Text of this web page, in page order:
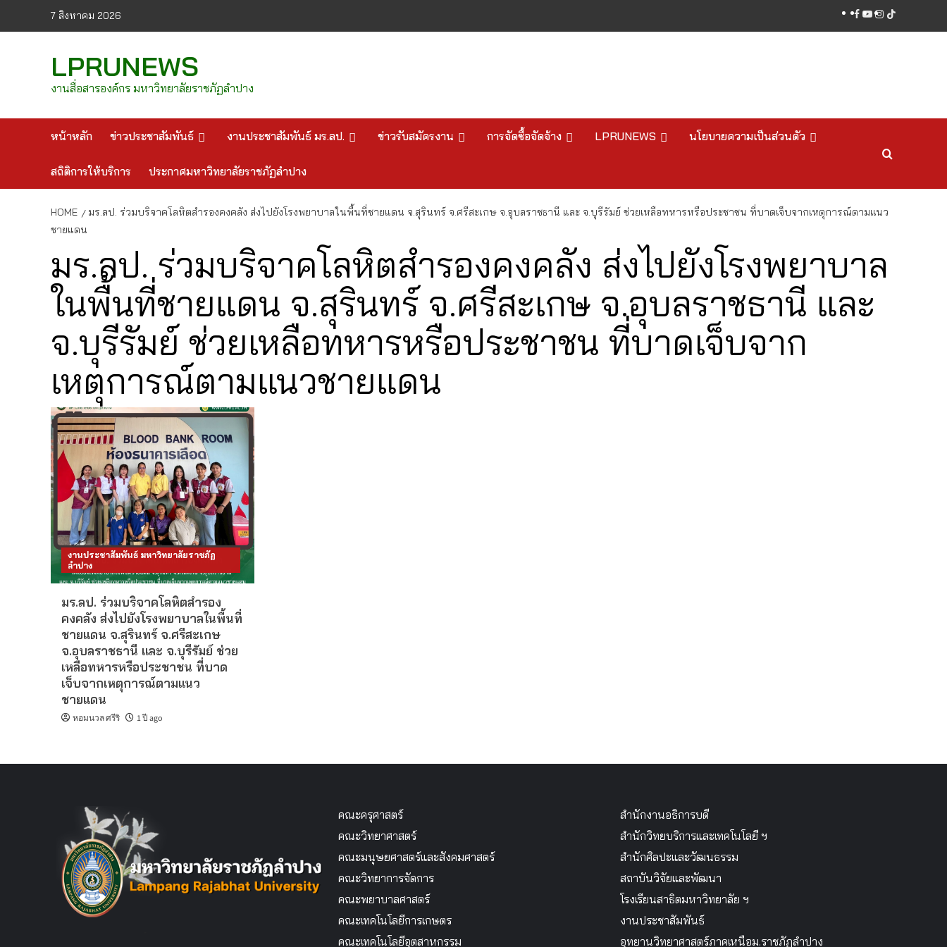
7 สิงหาคม 2026 facebook
youtube
instagram
tiktok
LPRUNEWS
งานสื่อสารองค์กร มหาวิทยาลัยราชภัฏลำปาง
หน้าหลัก ข่าวประชาสัมพันธ์ งานประชาสัมพันธ์ มร.ลป. ข่าวรับสมัครงาน การจัดซื้อจัดจ้าง LPRUNEWS นโยบายความเป็นส่วนตัว
สถิติการให้บริการ ประกาศมหาวิทยาลัยราชภัฏลำปาง
HOME
มร.ลป. ร่วมบริจาคโลหิตสำรองคงคลัง ส่งไปยังโรงพยาบาลในพื้นที่ชายแดน จ.สุรินทร์ จ.ศรีสะเกษ จ.อุบลราชธานี และ จ.บุรีรัมย์ ช่วยเหลือทหารหรือประชาชน ที่บาดเจ็บจากเหตุการณ์ตามแนว
ชายแดน
มร.ลป. ร่วมบริจาคโลหิตสำรองคงคลัง ส่งไปยังโรงพยาบาล
ในพื้นที่ชายแดน จ.สุรินทร์ จ.ศรีสะเกษ จ.อุบลราชธานี และ
จ.บุรีรัมย์ ช่วยเหลือทหารหรือประชาชน ที่บาดเจ็บจาก
เหตุการณ์ตามแนวชายแดน
งานประชาสัมพันธ์ มหาวิทยาลัยราชภัฏ
ลำปาง
มร.ลป. ร่วมบริจาคโลหิตสำรอง
คงคลัง ส่งไปยังโรงพยาบาลในพื้นที่
ชายแดน จ.สุรินทร์ จ.ศรีสะเกษ
จ.อุบลราชธานี และ จ.บุรีรัมย์ ช่วย
เหลือทหารหรือประชาชน ที่บาด
เจ็บจากเหตุการณ์ตามแนว
ชายแดน
หอมนวล ศรีริ 1 ปี ago
คณะครุศาสตร์
คณะวิทยาศาสตร์
คณะมนุษยศาสตร์และสังคมศาสตร์
คณะวิทยาการจัดการ
คณะพยาบาลศาสตร์
คณะเทคโนโลยีการเกษตร
คณะเทคโนโลยีอุตสาหกรรม
สำนักงานอธิการบดี
สำนักวิทยบริการและเทคโนโลยี ฯ
สำนักศิลปะและวัฒนธรรม
สถาบันวิจัยและพัฒนา
โรงเรียนสาธิตมหาวิทยาลัย ฯ
งานประชาสัมพันธ์
อุทยานวิทยาศาสตร์ภาคเหนือม.ราชภัฏลำปาง